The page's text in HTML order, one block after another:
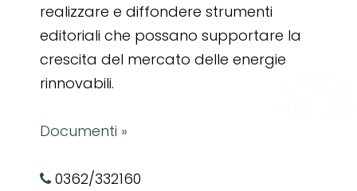
realizzare e diffondere strumenti
editoriali che possano supportare la
crescita del mercato delle energie
rinnovabili.
Documenti »
0362/332160